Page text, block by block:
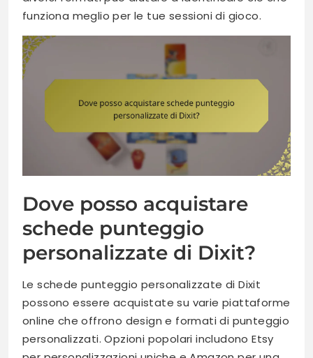
funziona meglio per le tue sessioni di gioco.
Dove posso acquistare
schede punteggio
personalizzate di Dixit?
Le schede punteggio personalizzate di Dixit
possono essere acquistate su varie piattaforme
online che offrono design e formati di punteggio
personalizzati. Opzioni popolari includono Etsy